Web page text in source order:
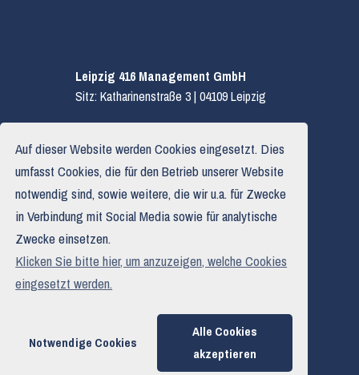
Leipzig 416 Management GmbH
Sitz: Katharinenstraße 3 | 04109 Leipzig
T.
0341 319 590 03
Haftungsausschluss
Auf dieser Website werden Cookies eingesetzt. Dies
umfasst Cookies, die für den Betrieb unserer Website
notwendig sind, sowie weitere, die wir u.a. für Zwecke
in Verbindung mit Social Media sowie für analytische
Zwecke einsetzen.
Klicken Sie bitte hier, um anzuzeigen, welche Cookies
eingesetzt werden.
Notwendige Cookies
Alle Cookies
akzeptieren